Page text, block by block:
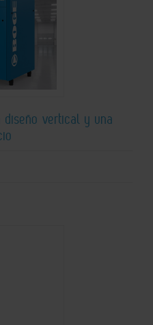
diseño vertical y una